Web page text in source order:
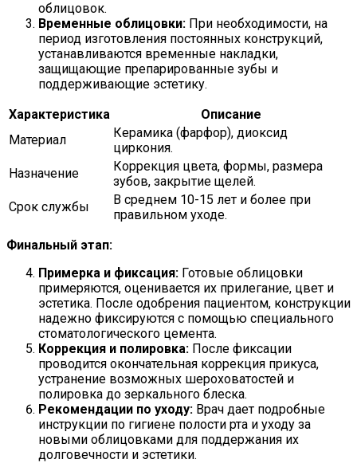
облицовок.
Временные облицовки: При необходимости, на
период изготовления постоянных конструкций,
устанавливаются временные накладки,
защищающие препарированные зубы и
поддерживающие эстетику.
Характеристика
Описание
Материал
Керамика (фарфор), диоксид
циркония.
Назначение
Коррекция цвета, формы, размера
зубов, закрытие щелей.
Срок службы
В среднем 10-15 лет и более при
правильном уходе.
Финальный этап:
Примерка и фиксация: Готовые облицовки
примеряются, оценивается их прилегание, цвет и
эстетика. После одобрения пациентом, конструкции
надежно фиксируются с помощью специального
стоматологического цемента.
Коррекция и полировка: После фиксации
проводится окончательная коррекция прикуса,
устранение возможных шероховатостей и
полировка до зеркального блеска.
Рекомендации по уходу: Врач дает подробные
инструкции по гигиене полости рта и уходу за
новыми облицовками для поддержания их
долговечности и эстетики.